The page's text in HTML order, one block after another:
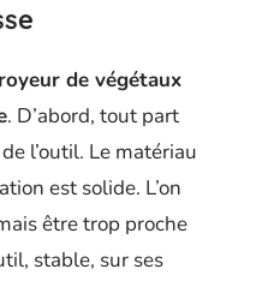
de végétaux
. D’abord, tout part
de l’outil. Le matériau
est solide. L’on
être trop proche
stable, sur ses